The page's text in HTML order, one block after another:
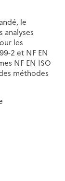
le
les
2 et NF EN
NF EN ISO
méthodes